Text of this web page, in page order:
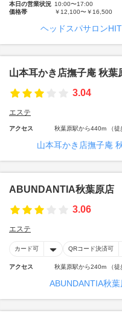
本日の営業状況 10:00〜17:00
価格帯
￥12,100〜￥16,500
ヘッドスパサロン
山本耳かき店撫子庵 秋葉
3.04
エステ
アクセス 秋葉原駅から440m （徒
山本耳かき店撫子庵
ABUNDANTIA秋葉原店
3.06
エステ
カード可 QRコード決済可
アクセス 秋葉原駅から240m （徒
ABUNDANTIA秋